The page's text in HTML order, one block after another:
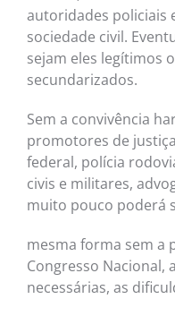
autoridades policiais
sociedade civil.
sejam eles legítimos
secundarizados.
Sem a convivência
promotores de
federal, polícia
civis e militares,
muito pouco poderá
mesma forma sem a
Congresso Nacional,
necessárias, as